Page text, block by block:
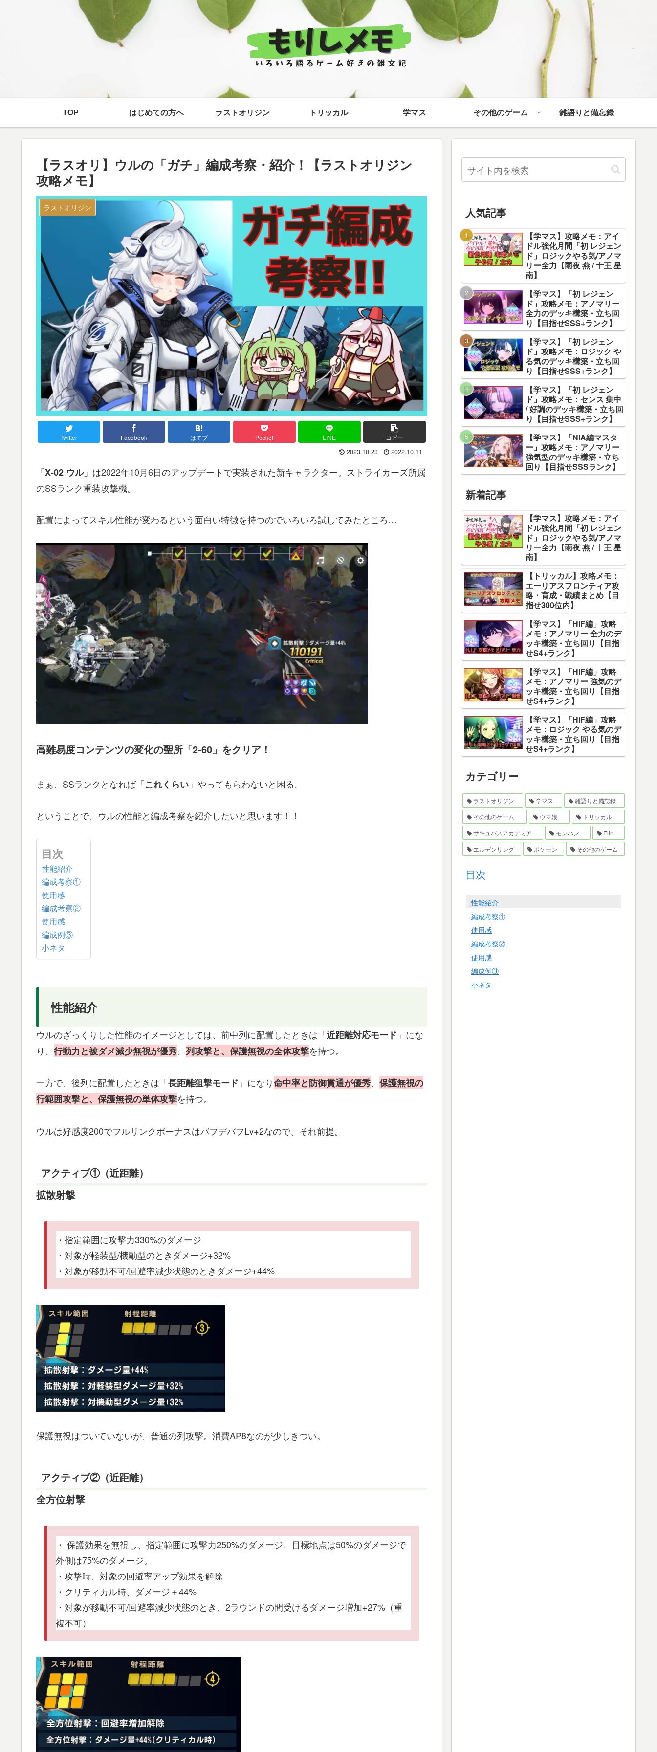
TOP はじめての方へ ラストオリジン トリッカル 学マス その他のゲーム 雑語りと備忘録
【ラスオリ】ウルの「ガチ」編成考察・紹介！【ラストオリジン
攻略メモ】
ラストオリジン
Twitter Facebook はてブ Pocket LINE コピー
2023.10.23 2022.10.11
「X-02 ウル」は2022年10月6日のアップデートで実装された新キャラクター。ストライカーズ所属
のSSランク重装攻撃機。
配置によってスキル性能が変わるという面白い特徴を持つのでいろいろ試してみたところ…
高難易度コンテンツの変化の聖所「2-60」をクリア！
まぁ、SSランクとなれば「これくらい 」やってもらわないと困る。
ということで、ウルの性能と編成考察を紹介したいと思います！！
目次
性能紹介
編成考察①
使用感
編成考察②
使用感
編成例③
小ネタ
性能紹介
ウルのざっくりした性能のイメージとしては、前中列に配置したときは「近距離対応モード 」にな
り、 行動力と被ダメ減少無視が優秀、 列攻撃と、保護無視の全体攻撃を持つ。
一方で、後列に配置したときは「長距離狙撃モード 」になり命中率と防御貫通が優秀、 保護無視の
行範囲攻撃と、保護無視の単体攻撃を持つ。
ウルは好感度200でフルリンクボーナスはバフデバフLv+2なので、それ前提。
アクティブ①（近距離）
拡散射撃
・指定範囲に攻撃力330%のダメージ
・対象が軽装型/機動型のときダメージ+32%
・対象が移動不可/回避率減少状態のときダメージ+44%
保護無視はついていないが、普通の列攻撃。消費AP8なのが少しきつい。
アクティブ②（近距離）
全方位射撃
・ 保護効果を無視し、指定範囲に攻撃力250%のダメージ、目標地点は50%のダメージで
外側は75%のダメージ。
・攻撃時、対象の回避率アップ効果を解除
・クリティカル時、ダメージ＋44%
・対象が移動不可/回避率減少状態のとき、2ラウンドの間受けるダメージ増加+27%（重
複不可）
人気記事
【学マス】攻略メモ：アイ
ドル強化月間「初 レジェン
ド」ロジックやる気/アノマ
リー全力【雨夜 燕 / 十王 星
南】
【学マス】「初 レジェン
ド」攻略メモ：アノマリー
全力のデッキ構築・立ち回
り【目指せSSS+ランク】
【学マス】「初 レジェン
ド」攻略メモ：ロジック や
る気のデッキ構築・立ち回
り【目指せSSS+ランク】
【学マス】「初 レジェン
ド」攻略メモ：センス 集中
/ 好調のデッキ構築・立ち回
り【目指せSSS+ランク】
【学マス】「NIA編マスタ
ー」攻略メモ：アノマリー
強気型のデッキ構築・立ち
回り【目指せSSSランク】
新着記事
【学マス】攻略メモ：アイ
ドル強化月間「初 レジェン
ド」ロジックやる気/アノマ
リー全力【雨夜 燕 / 十王 星
南】
【トリッカル】攻略メモ：
エーリアスフロンティア攻
略・育成・戦績まとめ【目
指せ300位内】
【学マス】「HIF編」攻略
メモ：アノマリー 全力のデ
ッキ構築・立ち回り【目指
せS4+ランク】
【学マス】「HIF編」攻略
メモ：アノマリー 強気のデ
ッキ構築・立ち回り【目指
せS4+ランク】
【学マス】「HIF編」攻略
メモ：ロジック やる気のデ
ッキ構築・立ち回り【目指
せS4+ランク】
カテゴリー
ラストオリジン 学マス
雑語りと備忘録
その他のゲーム
ウマ娘
トリッカル
サキュバスアカデミア
モンハン
Elin
エルデンリング
ポケモン その他のゲーム
目次
性能紹介
編成考察①
使用感
編成考察②
使用感
編成例③
小ネタ